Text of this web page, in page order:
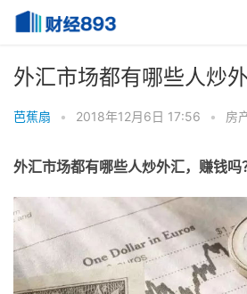
外汇市场都有哪些人炒
芭蕉扇 • 2018年12月6日 17:56 • 房
外汇市场都有哪些人炒外汇，赚钱吗